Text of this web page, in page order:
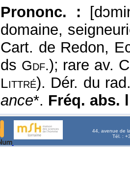
Prononc. :
domaine,
Cart. de Redon,
ds Gdf.); rare av.
Littré). Dér. du
ance*. Fréq. abs.
44, avenue de
Tél. :